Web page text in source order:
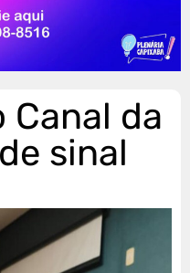
Canal da
sinal